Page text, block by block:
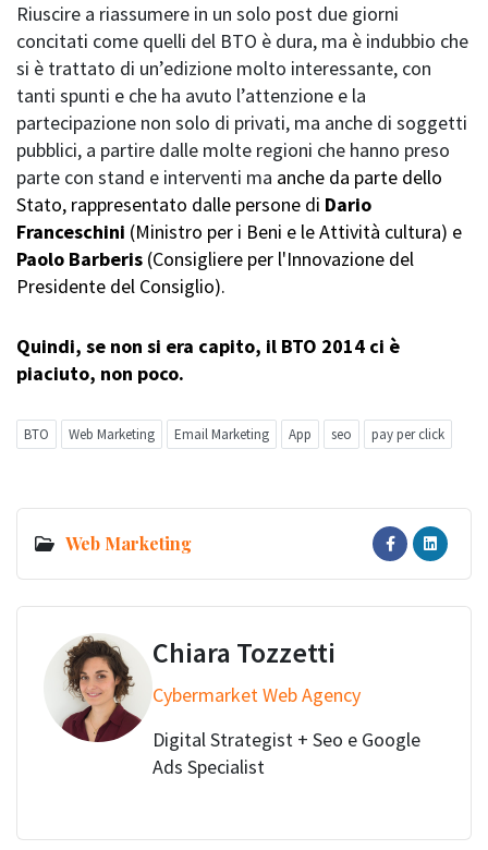
Riuscire a riassumere in un solo post due giorni
concitati come quelli del BTO è dura, ma è indubbio che
si è trattato di un’edizione molto interessante, con
tanti spunti e che ha avuto l’attenzione e la
partecipazione non solo di privati, ma anche di soggetti
pubblici, a partire dalle molte regioni che hanno preso
parte con stand e interventi ma anche da parte dello
Stato, rappresentato dalle persone di Dario
Franceschini (Ministro per i Beni e le Attività cultura) e
Paolo Barberis (Consigliere per l'Innovazione del
Presidente del Consiglio).
Quindi, se non si era capito, il BTO 2014 ci è
piaciuto, non poco.
BTO Web Marketing Email Marketing App seo pay per click
Web Marketing
Chiara Tozzetti
Cybermarket Web Agency
Digital Strategist + Seo e Google
Ads Specialist